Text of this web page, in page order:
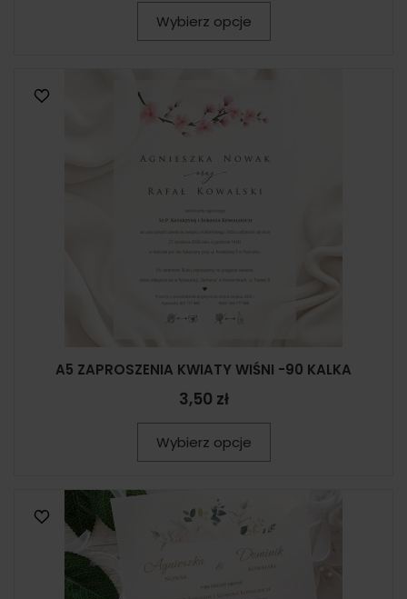
Wybierz opcje
A5 ZAPROSZENIA KWIATY WIŚNI -90 KALKA
3,50 zł
Wybierz opcje